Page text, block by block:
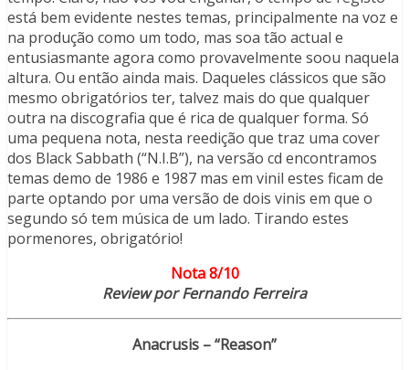
está bem evidente nestes temas, principalmente na voz e
na produção como um todo, mas soa tão actual e
entusiasmante agora como provavelmente soou naquela
altura. Ou então ainda mais. Daqueles clássicos que são
mesmo obrigatórios ter, talvez mais do que qualquer
outra na discografia que é rica de qualquer forma. Só
uma pequena nota, nesta reedição que traz uma cover
dos Black Sabbath (“N.I.B”), na versão cd encontramos
temas demo de 1986 e 1987 mas em vinil estes ficam de
parte optando por uma versão de dois vinis em que o
segundo só tem música de um lado. Tirando estes
pormenores, obrigatório!
Nota 8/10
Review por Fernando Ferreira
Anacrusis – “Reason”